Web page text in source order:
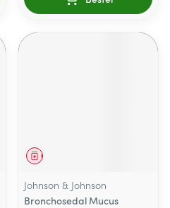
Geneesmiddel
Johnson & Johnson
Bronchosedal Mucus